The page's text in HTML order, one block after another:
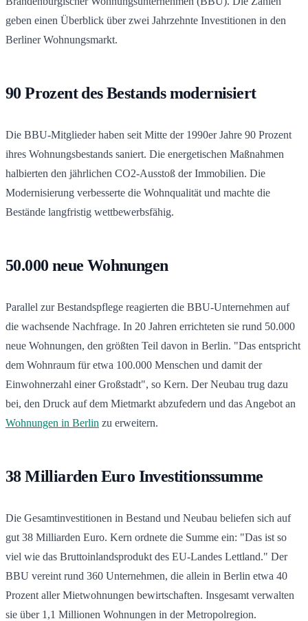
geben einen Überblick über zwei Jahrzehnte Investitionen in den
Berliner Wohnungsmarkt.
90 Prozent des Bestands modernisiert
Die BBU-Mitglieder haben seit Mitte der 1990er Jahre 90 Prozent
ihres Wohnungsbestands saniert. Die energetischen Maßnahmen
halbierten den jährlichen CO2-Ausstoß der Immobilien. Die
Modernisierung verbesserte die Wohnqualität und machte die
Bestände langfristig wettbewerbsfähig.
50.000 neue Wohnungen
Parallel zur Bestandspflege reagierten die BBU-Unternehmen auf
die wachsende Nachfrage. In 20 Jahren errichteten sie rund 50.000
neue Wohnungen, den größten Teil davon in Berlin. "Das entspricht
dem Wohnraum für etwa 100.000 Menschen und damit der
Einwohnerzahl einer Großstadt", so Kern. Der Neubau trug dazu
bei, den Druck auf dem Mietmarkt abzufedern und das Angebot an
Wohnungen in Berlin zu erweitern.
38 Milliarden Euro Investitionssumme
Die Gesamtinvestitionen in Bestand und Neubau beliefen sich auf
gut 38 Milliarden Euro. Kern ordnete die Summe ein: "Das ist so
viel wie das Bruttoinlandsprodukt des EU-Landes Lettland." Der
BBU vereint rund 360 Unternehmen, die allein in Berlin etwa 40
Prozent aller Mietwohnungen bewirtschaften. Insgesamt verwalten
sie über 1,1 Millionen Wohnungen in der Metropolregion.